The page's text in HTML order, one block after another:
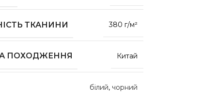
ТКАНИНИ 380 г/м²
ПОХОДЖЕННЯ Китай
білий, чорний